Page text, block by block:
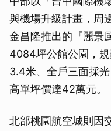
與機場升級計畫，周
金昌隆推出的『麗景
4084坪公館公園，
3.4米、全戶三面採
高單坪價達42萬元。
北部桃園航空城則因